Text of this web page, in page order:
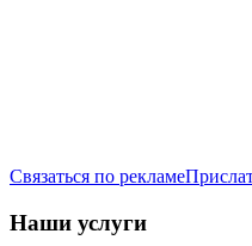
Связаться по рекламе
Наши услуги